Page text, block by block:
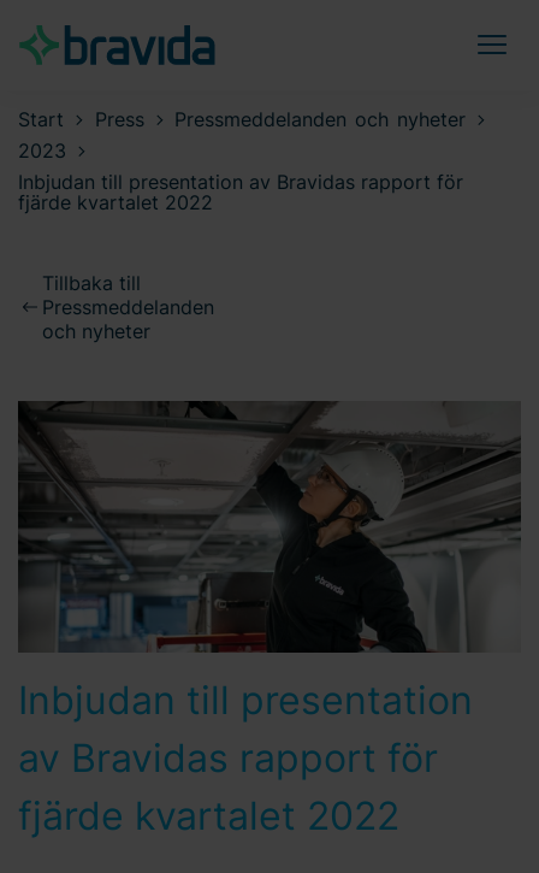
Start Press
Pressmeddelanden och nyheter
2023
Inbjudan till presentation av Bravidas rapport för
fjärde kvartalet 2022
Tillbaka till
Pressmeddelanden
och nyheter
Inbjudan till presentation
av Bravidas rapport för
fjärde kvartalet 2022